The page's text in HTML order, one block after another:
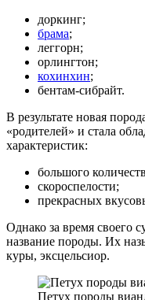
доркинг;
брама;
леггорн;
орлингтон;
кохинхин;
бентам-сибрайт.
В результате новая
«родителей» и стала
характеристик:
большого
скороспелости;
прекрасных
Однако за время своего
название породы. Их
куры, эксцельсиор.
Петух породы